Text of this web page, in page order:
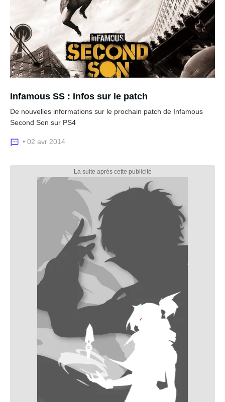
Infamous SS : Infos sur le patch
De nouvelles informations sur le prochain patch de Infamous
Second Son sur PS4
• 02 avr 2014